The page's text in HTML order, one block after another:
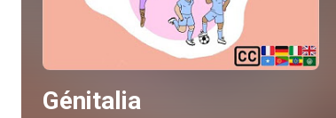
Génitalia